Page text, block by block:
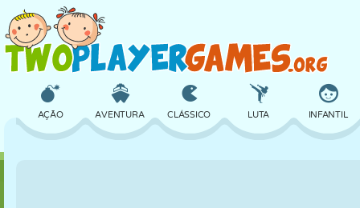
AÇÃO AVENTURA CLÁSSICO LUTA INFANTIL